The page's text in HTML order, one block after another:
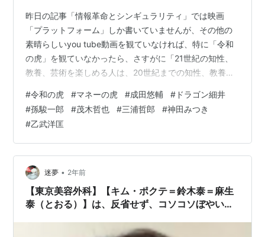
昨日の記事「情報革命とシンギュラリティ」では映画
「プラットフォーム」しか書いていませんが、その他の
素晴らしいyou tube動画を観ていなければ、特に「令和
の虎」を観ていなかったら、さすがに「21世紀の知性、
教養、芸術を楽しめる人は、20世紀までの知性、教養、
ません」とまでは書いていません。 昔、「マネーの虎」
というテレビ番組がありました。私の感想としては「知
性の３～10倍炎上（主に暴言）を感じる番組」でした。
マネーの虎も炎上を繰り返していますが、「炎上の3～10
倍知性を感じる番組」です。もっとも、まだ再生回数の
多い数話しか観ていないので、全話…
#令和の虎 #マネーの虎 #成田悠輔 # ドラゴン細井
#孫駿一郎 #茂木哲也 #三浦哲郎 #神田みつき
#乙武洋匡
迷夢 • 2年前
【東京美容外科】【キム・ポクテ＝鈴木泰＝麻生
泰（とおる）】は、反省せず、コソコソぼやいて
が同調。同胞だからかな？知らんけど。